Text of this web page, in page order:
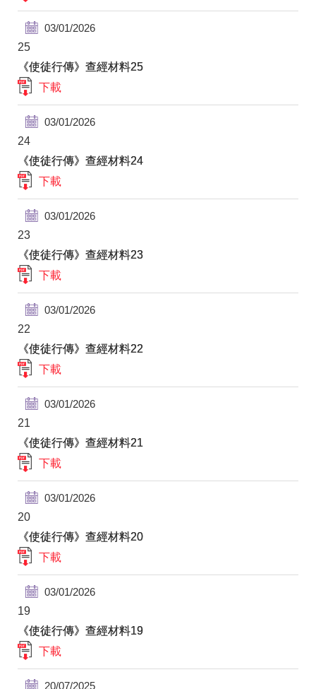
03/01/2026
25
《使徒行傳》查經材料25
下載
03/01/2026
24
《使徒行傳》查經材料24
下載
03/01/2026
23
《使徒行傳》查經材料23
下載
03/01/2026
22
《使徒行傳》查經材料22
下載
03/01/2026
21
《使徒行傳》查經材料21
下載
03/01/2026
20
《使徒行傳》查經材料20
下載
03/01/2026
19
《使徒行傳》查經材料19
下載
20/07/2025